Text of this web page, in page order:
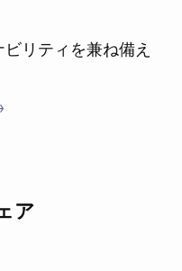
リティを兼ね備え
ア